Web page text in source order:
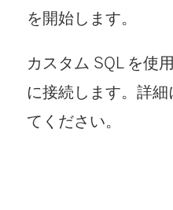
を開始します。
カスタム SQL を使
に接続します。詳細
てください。